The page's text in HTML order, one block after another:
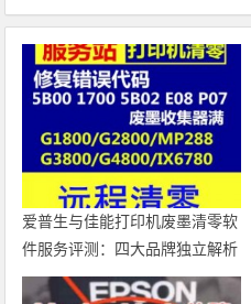
爱普生与佳能打印机废墨清零软
件服务评测：四大品牌独立解析